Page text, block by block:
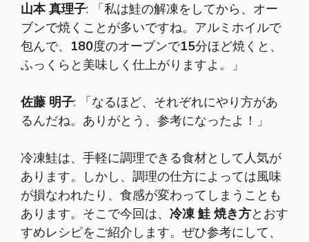
山本 真理子: 「私は鮭の解凍をしてから、オー
ブンで焼くことが多いですね。アルミホイルで
包んで、 180度のオーブンで15分ほど焼くと、
ふっくらと美味しく仕上がりますよ。」
佐藤 明子: 「なるほど、それぞれにやり方があ
るんだね。ありがとう、参考になったよ！」
冷凍鮭は、手軽に調理できる食材として人気が
あります。しかし、調理の仕方によっては風味
が損なわれたり、食感が変わってしまうことも
あります。そこで今回は、 冷凍 鮭 焼き方とおす
すめレシピをご紹介します。ぜひ参考にして、